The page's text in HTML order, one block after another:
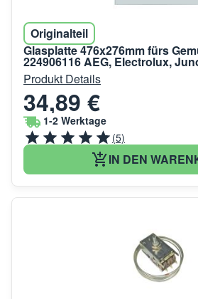
Originalteil
Glasplatte 476x276mm fürs
224906116 AEG, Electrolux,
Produkt Details
34,89 €
1-2 Werktage
(5)
IN DEN